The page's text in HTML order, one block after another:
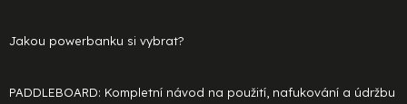
Jakou powerbanku si vybrat?
PADDLEBOARD: Kompletní návod na použití, nafukování a údržbu